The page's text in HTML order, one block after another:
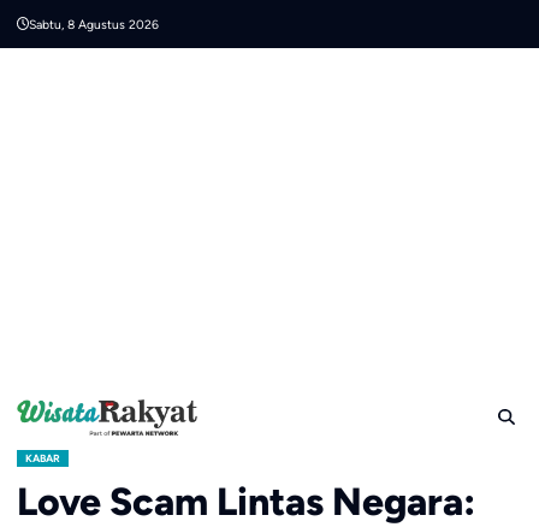
Sabtu, 8 Agustus 2026
KABAR
Love Scam Lintas Negara: